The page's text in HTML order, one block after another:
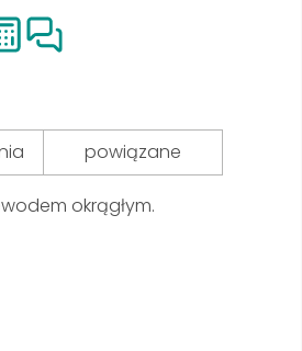
powiązane
okrągłym.